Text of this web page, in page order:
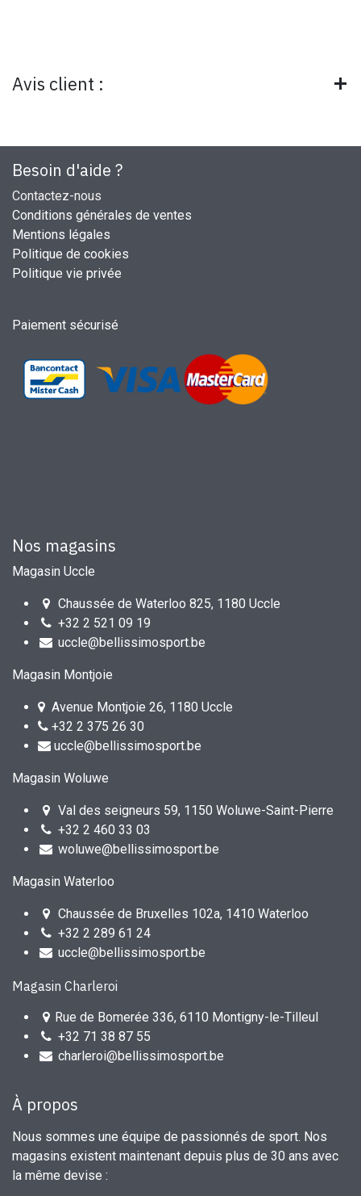
Avis client :
Besoin d'aide ?
Contactez-nous
Conditions générales de ventes
Mentions légales
Politique de cookies
Politique vie privée
Paiement sécurisé
Nos magasins
Magasin Uccle
Chaussée de Waterloo 825, 1180 Uccle
+32 2 521 09 19
uccle@bellissimosport.be
Magasin Montjoie
Avenue Montjoie 26, 1180 Uccle
+32 2 375 26 30
uccle@bellissimosport.be
Magasin Woluwe
Val des seigneurs 59, 1150 Woluwe-Saint-Pierre
+32 2 460 33 03
woluwe@bellissimosport.be
Magasin Waterloo
Chaussée de Bruxelles 102a, 1410 Waterloo
+32 2 289 61 24
uccle@bellissimosport.be
Magasin Charleroi
Rue de Bomerée 336, 6110 Montigny-le-Tilleul
+32 71 38 87 55
charleroi@bellissimosport.be
À propos
Nous sommes une équipe de passionnés de sport. Nos
magasins existent maintenant depuis plus de 30 ans avec
la même devise :